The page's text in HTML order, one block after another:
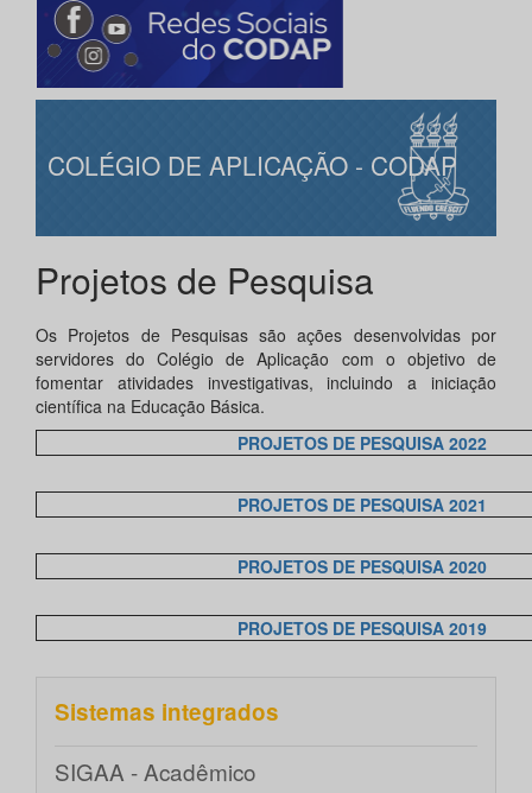
COLÉGIO DE APLICAÇÃO - CODAP
Projetos de Pesquisa
Os Projetos de Pesquisas são ações desenvolvidas por
servidores do Colégio de Aplicação com o objetivo de
fomentar atividades investigativas, incluindo a iniciação
científica na Educação Básica.
PROJETOS DE PESQUISA 2022
PROJETOS DE PESQUISA 2021
PROJETOS DE PESQUISA 2020
PROJETOS DE PESQUISA 2019
Sistemas integrados
SIGAA - Acadêmico